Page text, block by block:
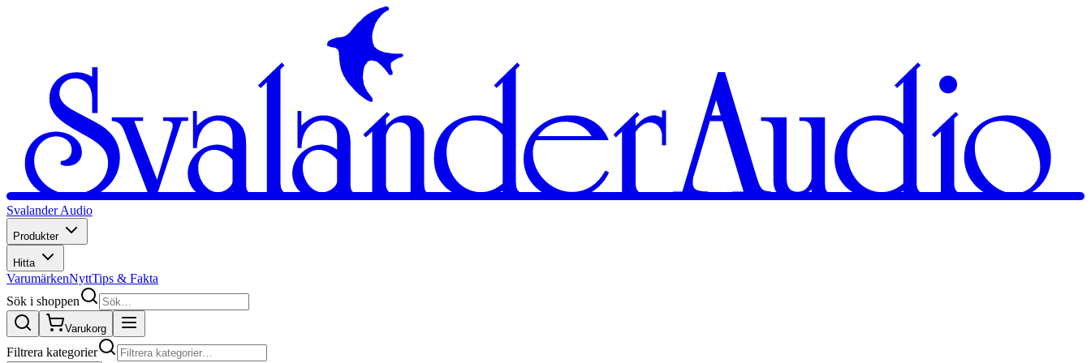
Svalander Audio
Produkter
Hitta
VarumärkenNyttTips & Fakta
Sök i shoppen
Varukorg
Filtrera kategorier